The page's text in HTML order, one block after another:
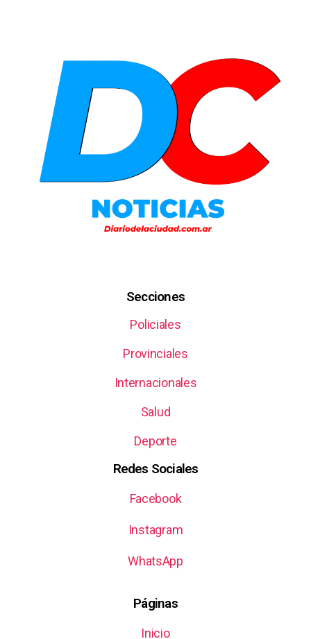
Secciones
Policiales
Provinciales
Internacionales
Salud
Deporte
Redes Sociales
Facebook
Instagram
WhatsApp
Páginas
Inicio